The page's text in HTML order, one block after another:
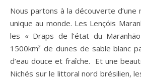
Nous partons à la découverte d’une merveille de la nature
unique au monde. Les Lençóis
les « Draps de l’état du
1500km² de dunes de sable blanc
d’eau douce et fraîche. Et une
Nichés sur le littoral nord brésilien,